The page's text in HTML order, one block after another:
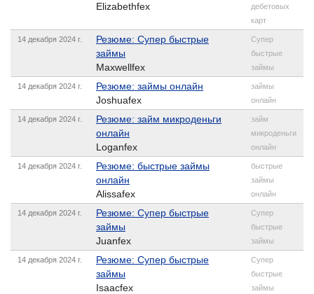
Elizabethfex
дебетовых
карт
14 декабря 2024 г.
Резюме: Супер быстрые
займы
Maxwellfex
Супер
быстрые
займы
14 декабря 2024 г.
Резюме: займы онлайн
Joshuafex
займы
онлайн
14 декабря 2024 г.
Резюме: займ микроденьги
онлайн
Loganfex
займ
микроденьги
онлайн
14 декабря 2024 г.
Резюме: быстрые займы
онлайн
Alissafex
быстрые
займы
онлайн
14 декабря 2024 г.
Резюме: Супер быстрые
займы
Juanfex
Супер
быстрые
займы
14 декабря 2024 г.
Резюме: Супер быстрые
займы
Isaacfex
Супер
быстрые
займы